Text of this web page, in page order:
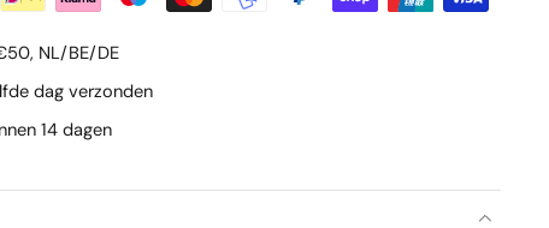
NL/BE/DE
dag verzonden
14 dagen